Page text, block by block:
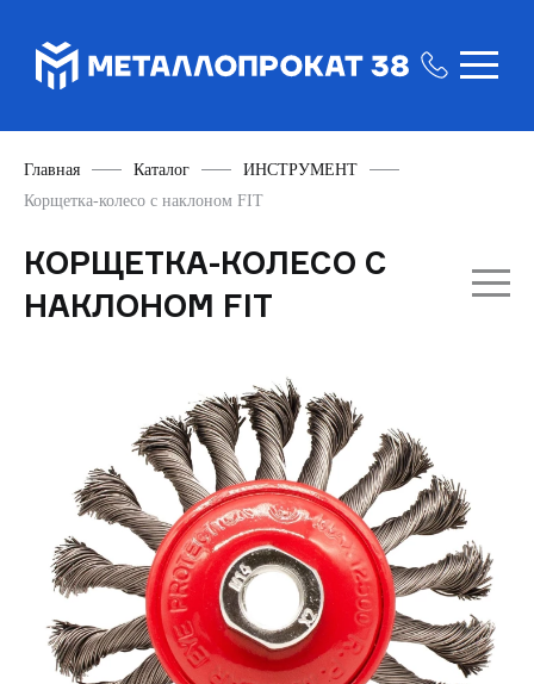
Главная Каталог
ИНСТРУМЕНТ
Корщетка-колесо с наклоном FIT
КОРЩЕТКА-КОЛЕСО С
НАКЛОНОМ FIT